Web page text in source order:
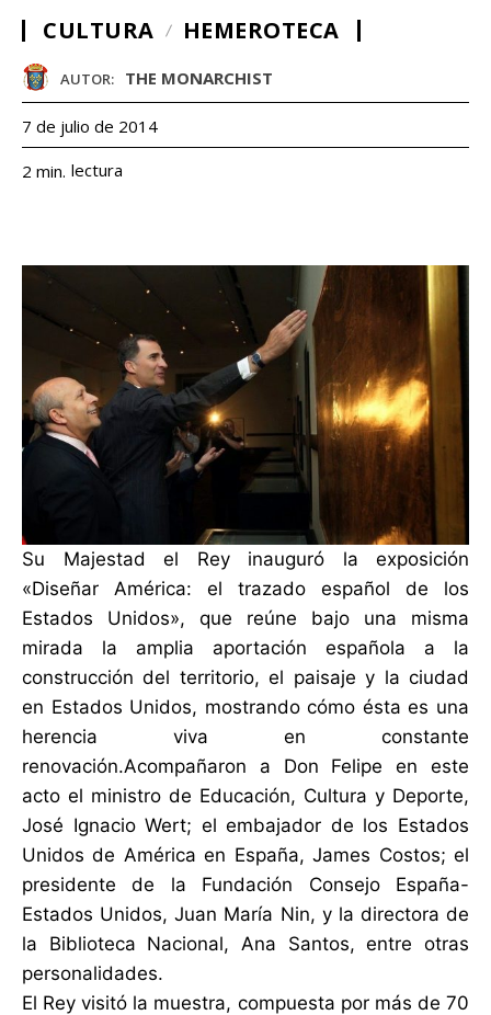
CULTURA HEMEROTECA
AUTOR: THE MONARCHIST
7 de julio de 2014
2 min. lectura
Su Majestad el Rey inauguró la exposición
«Diseñar América: el trazado español de los
Estados Unidos», que reúne bajo una misma
mirada la amplia aportación española a la
construcción del territorio, el paisaje y la ciudad
en Estados Unidos, mostrando cómo ésta es una
herencia viva en constante
renovación.Acompañaron a Don Felipe en este
acto el ministro de Educación, Cultura y Deporte,
José Ignacio Wert; el embajador de los Estados
Unidos de América en España, James Costos; el
presidente de la Fundación Consejo España-
Estados Unidos, Juan María Nin, y la directora de
la Biblioteca Nacional, Ana Santos, entre otras
personalidades.
El Rey visitó la muestra, compuesta por más de 70